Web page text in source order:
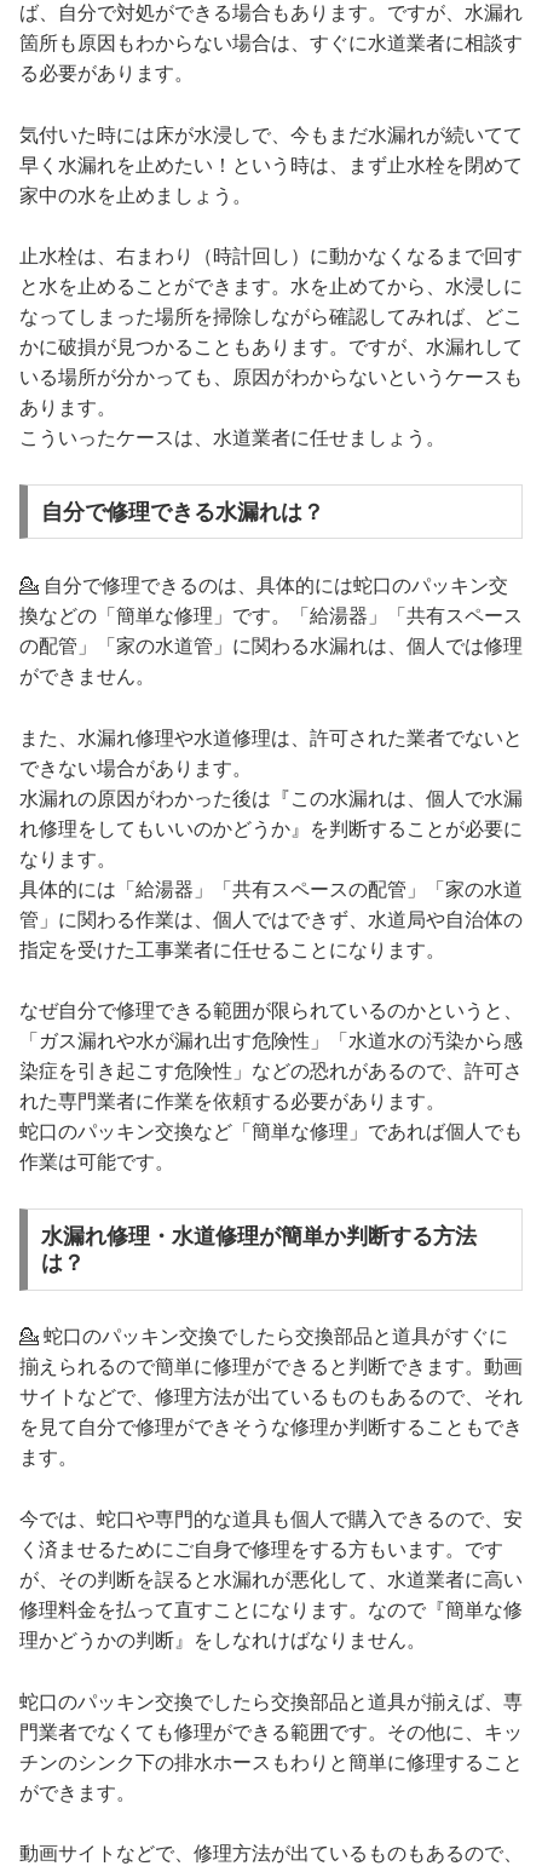
ば、自分で対処ができる場合もあります。ですが、水漏れ
箇所も原因もわからない場合は、すぐに水道業者に相談す
る必要があります。
気付いた時には床が水浸しで、今もまだ水漏れが続いてて
早く水漏れを止めたい！という時は、まず止水栓を閉めて
家中の水を止めましょう。
止水栓は、右まわり（時計回し）に動かなくなるまで回す
と水を止めることができます。水を止めてから、水浸しに
なってしまった場所を掃除しながら確認してみれば、どこ
かに破損が見つかることもあります。ですが、水漏れして
いる場所が分かっても、原因がわからないというケースも
あります。
こういったケースは、水道業者に任せましょう。
自分で修理できる水漏れは？
💁 自分で修理できるのは、具体的には蛇口のパッキン交
換などの「簡単な修理」です。「給湯器」「共有スペース
の配管」「家の水道管」に関わる水漏れは、個人では修理
ができません。
また、水漏れ修理や水道修理は、許可された業者でないと
できない場合があります。
水漏れの原因がわかった後は『この水漏れは、個人で水漏
れ修理をしてもいいのかどうか』を判断することが必要に
なります。
具体的には「給湯器」「共有スペースの配管」「家の水道
管」に関わる作業は、個人ではできず、水道局や自治体の
指定を受けた工事業者に任せることになります。
なぜ自分で修理できる範囲が限られているのかというと、
「ガス漏れや水が漏れ出す危険性」「水道水の汚染から感
染症を引き起こす危険性」などの恐れがあるので、許可さ
れた専門業者に作業を依頼する必要があります。
蛇口のパッキン交換など「簡単な修理」であれば個人でも
作業は可能です。
水漏れ修理・水道修理が簡単か判断する方法
は？
💁 蛇口のパッキン交換でしたら交換部品と道具がすぐに
揃えられるので簡単に修理ができると判断できます。動画
サイトなどで、修理方法が出ているものもあるので、それ
を見て自分で修理ができそうな修理か判断することもでき
ます。
今では、蛇口や専門的な道具も個人で購入できるので、安
く済ませるためにご自身で修理をする方もいます。です
が、その判断を誤ると水漏れが悪化して、水道業者に高い
修理料金を払って直すことになります。なので『簡単な修
理かどうかの判断』をしなれけばなりません。
蛇口のパッキン交換でしたら交換部品と道具が揃えば、専
門業者でなくても修理ができる範囲です。その他に、キッ
チンのシンク下の排水ホースもわりと簡単に修理すること
ができます。
動画サイトなどで、修理方法が出ているものもあるので、